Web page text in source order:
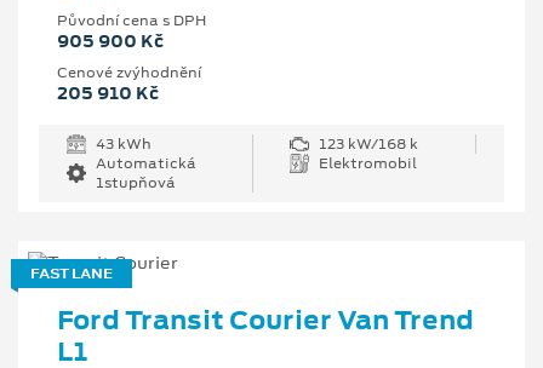
Původní cena s DPH
905 900 Kč
Cenové zvýhodnění
205 910 Kč
43 kWh
123 kW/168 k
Automatická
1stupňová
Elektromobil
FAST LANE
Ford Transit Courier Van Trend
L1